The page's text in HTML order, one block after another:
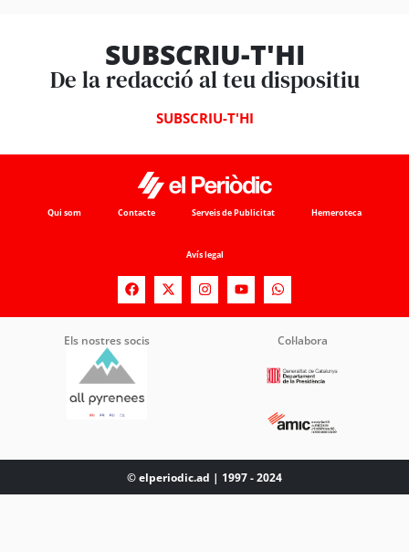
SUBSCRIU-T'HI
De la redacció al teu dispositiu
SUBSCRIU-T'HI
Qui som Contacte Serveis de Publicitat Hemeroteca
Avís legal
Els nostres socis Col·labora
© elperiodic.ad | 1997 - 2024